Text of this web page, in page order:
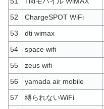
52
ChargeSPOT WiFi
53
dti wimax
54
space wifi
55
zeus wifi
56
yamada air mobile
57
縛られないWiFi